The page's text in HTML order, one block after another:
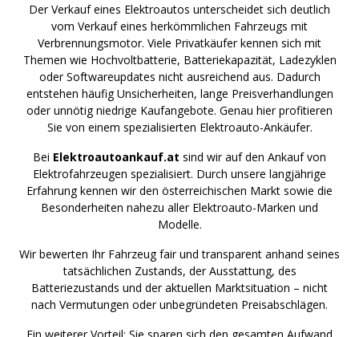
Der Verkauf eines Elektroautos unterscheidet sich deutlich
vom Verkauf eines herkömmlichen Fahrzeugs mit
Verbrennungsmotor. Viele Privatkäufer kennen sich mit
Themen wie Hochvoltbatterie, Batteriekapazität, Ladezyklen
oder Softwareupdates nicht ausreichend aus. Dadurch
entstehen häufig Unsicherheiten, lange Preisverhandlungen
oder unnötig niedrige Kaufangebote. Genau hier profitieren
Sie von einem spezialisierten Elektroauto-Ankäufer.
Bei Elektroautoankauf.at sind wir auf den Ankauf von
Elektrofahrzeugen spezialisiert. Durch unsere langjährige
Erfahrung kennen wir den österreichischen Markt sowie die
Besonderheiten nahezu aller Elektroauto-Marken und
Modelle.
Wir bewerten Ihr Fahrzeug fair und transparent anhand seines
tatsächlichen Zustands, der Ausstattung, des
Batteriezustands und der aktuellen Marktsituation – nicht
nach Vermutungen oder unbegründeten Preisabschlägen.